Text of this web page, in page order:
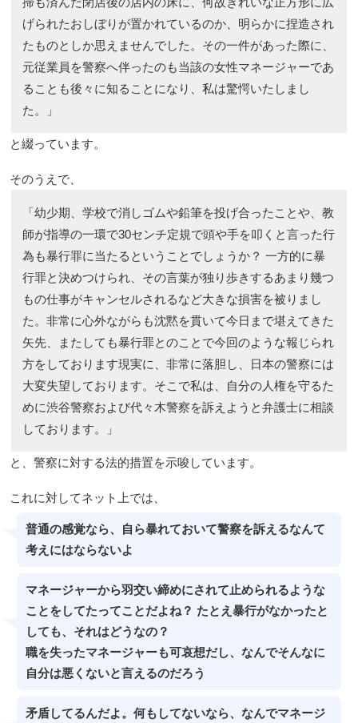
げられたおしぼりが置かれているのか、明らかに捏造され
たものとしか思えませんでした。その一件があった際に、
元従業員を警察へ伴ったのも当該の女性マネージャーであ
ることも後々に知ることになり、私は驚愕いたしまし
た。」
と綴っています。
そのうえで、
「幼少期、学校で消しゴムや鉛筆を投げ合ったことや、教
師が指導の一環で30センチ定規で頭や手を叩くと言った行
為も暴行罪に当たるということでしょうか？ 一方的に暴
行罪と決めつけられ、その言葉が独り歩きするあまり幾つ
もの仕事がキャンセルされるなど大きな損害を被りまし
た。非常に心外ながらも沈黙を貫いて今日まで堪えてきた
矢先、またしても暴行罪とのことで今回のような報じられ
方をしております現実に、非常に落胆し、日本の警察には
大変失望しております。そこで私は、自分の人権を守るた
めに渋谷警察および代々木警察を訴えようと弁護士に相談
しております。」
と、警察に対する法的措置を示唆しています。
これに対してネット上では、
普通の感覚なら、自ら暴れておいて警察を訴えるなんて
考えにはならないよ
マネージャーから羽交い締めにされて止められるような
ことをしてたってことだよね？ たとえ暴行がなかったと
しても、それはどうなの？
職を失ったマネージャーも可哀想だし、なんでそんなに
自分は悪くないと言えるのだろう
矛盾してるんだよ。何もしてないなら、なんでマネージ